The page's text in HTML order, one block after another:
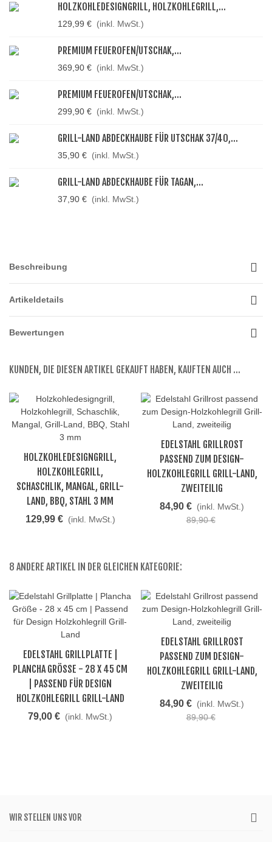
HOLZKOHLEDESIGNGRILL, HOLZKOHLEGRILL,...
129,99 € (inkl. MwSt.)
PREMIUM FEUEROFEN/UTSCHAK,...
369,90 € (inkl. MwSt.)
PREMIUM FEUEROFEN/UTSCHAK,...
299,90 € (inkl. MwSt.)
GRILL-LAND ABDECKHAUBE FÜR UTSCHAK 37/40,...
35,90 € (inkl. MwSt.)
GRILL-LAND ABDECKHAUBE FÜR TAGAN,...
37,90 € (inkl. MwSt.)
Beschreibung
Artikeldetails
Bewertungen
KUNDEN, DIE DIESEN ARTIKEL GEKAUFT HABEN, KAUFTEN AUCH ...
HOLZKOHLEDESIGNGRILL,
HOLZKOHLEGRILL,
SCHASCHLIK, MANGAL, GRILL-
LAND, BBQ, STAHL 3 MM
129,99 € (inkl. MwSt.)
EDELSTAHL GRILLROST
PASSEND ZUM DESIGN-
HOLZKOHLEGRILL GRILL-LAND,
ZWEITEILIG
84,90 € (inkl. MwSt.)
89,90 €
8 ANDERE ARTIKEL IN DER GLEICHEN KATEGORIE:
EDELSTAHL GRILLPLATTE |
PLANCHA GRÖSSE - 28 X 45 CM |
PASSEND FÜR DESIGN H
OLZKOHLEGRILL GRILL-LAND
79,00 € (inkl. MwSt.)
EDELSTAHL GRILLROST
PASSEND ZUM DESIGN-
HOLZKOHLEGRILL GRILL-LAND,
ZWEITEILIG
84,90 € (inkl. MwSt.)
89,90 €
WIR STELLEN UNS VOR